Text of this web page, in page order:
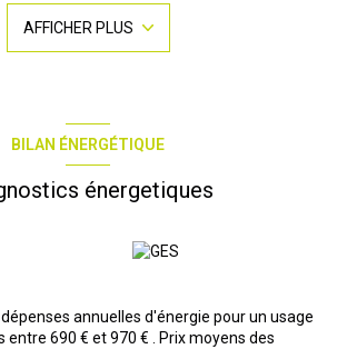
pas d’un parking public facilitant le
ou pour vos recherches de biens à
risques auxquels ce bien est exposé sont
AFFICHER PLUS
BILAN ÉNERGÉTIQUE
énergetiques
annuelles d'énergie pour un usage
690 € et 970 € . Prix moyens des